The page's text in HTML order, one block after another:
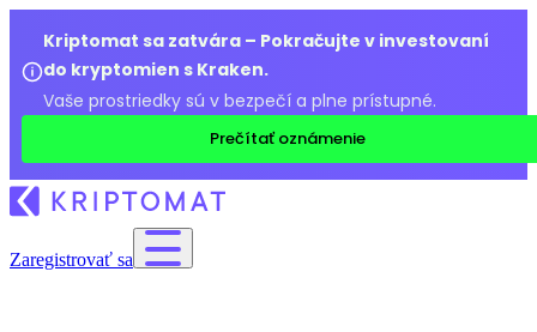
Kriptomat sa zatvára – Pokračujte v investovaní
do kryptomien s Kraken.
Vaše prostriedky sú v bezpečí a plne prístupné.
Prečítať oznámenie
Zaregistrovať sa